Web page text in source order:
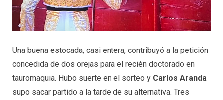
Una buena estocada, casi entera, contribuyó a la petición
concedida de dos orejas para el recién doctorado en
tauromaquia. Hubo suerte en el sorteo y Carlos Aranda
supo sacar partido a la tarde de su alternativa. Tres